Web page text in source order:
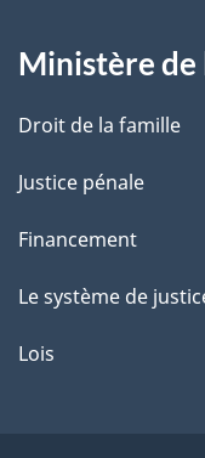
e
Ministère de
Droit de la famille
Justice pénale
Financement
Le système de
Lois